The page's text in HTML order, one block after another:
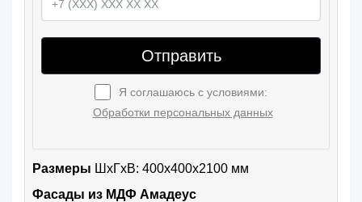
Отправить
Я соглашаюсь с условиями:
Обработки персональных данных
Размеры ШxГхВ: 400x400x2100 мм
Фасады из МДФ Амадеус